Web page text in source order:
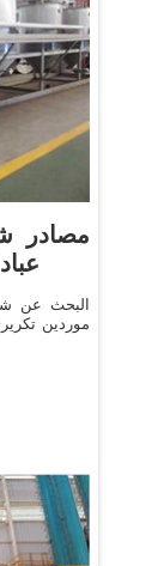
مصادر
البحث عن
موردين